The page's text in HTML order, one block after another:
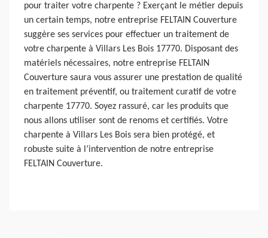
pour traiter votre charpente ? Exerçant le métier depuis
un certain temps, notre entreprise FELTAIN Couverture
suggère ses services pour effectuer un traitement de
votre charpente à Villars Les Bois 17770. Disposant des
matériels nécessaires, notre entreprise FELTAIN
Couverture saura vous assurer une prestation de qualité
en traitement préventif, ou traitement curatif de votre
charpente 17770. Soyez rassuré, car les produits que
nous allons utiliser sont de renoms et certifiés. Votre
charpente à Villars Les Bois sera bien protégé, et
robuste suite à l’intervention de notre entreprise
FELTAIN Couverture.